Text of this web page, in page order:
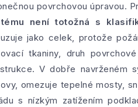
povrchovou úpravou.
není totožná s
jako celek, protože
tkaniny, druh
V dobře navrženém
omezuje tepelné mosty,
s nízkým zatížením